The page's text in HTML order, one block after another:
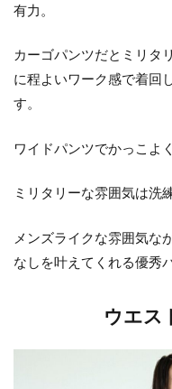
有力。
カーゴパンツだとミリタ
に程よいワーク感で着回
す。
ワイドパンツでかっこよ
ミリタリーな雰囲気は洗
メンズライクな雰囲気な
なしを叶えてくれる優秀
ウエス